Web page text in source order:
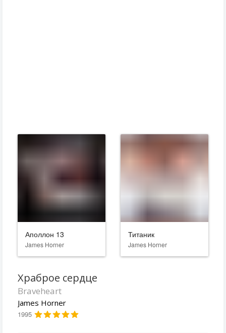
Аполлон 13
James Horner
Титаник
James Horner
Храброе сердце
Braveheart
James Horner
1995